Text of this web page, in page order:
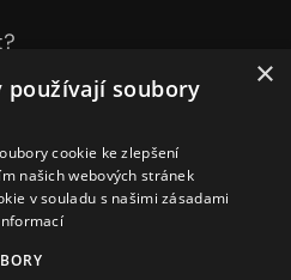
×
používají soubory
cookie ke zlepšení
našich webových stránek
v souladu s našimi zásadami